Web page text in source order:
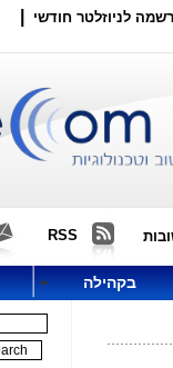
לניוזלטר חודשי
RSS
בקהילה